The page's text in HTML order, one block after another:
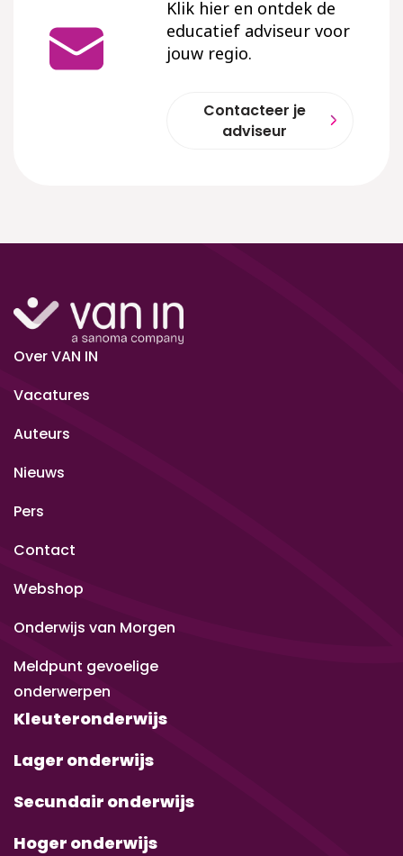
Klik hier en ontdek de
educatief adviseur voor
jouw regio.
Contacteer je
adviseur
Over VAN IN
Vacatures
Auteurs
Nieuws
Pers
Contact
Webshop
Onderwijs van Morgen
Meldpunt gevoelige
onderwerpen
Kleuteronderwijs
Lager onderwijs
Secundair onderwijs
Hoger onderwijs